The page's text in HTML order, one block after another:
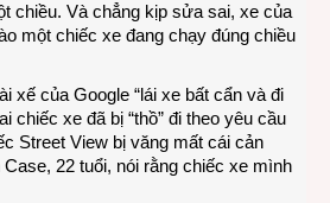
chiều. Và chẳng kịp sửa sai, xe của
một chiếc xe đang chạy đúng chiều
xế của Google “lái xe bất cẩn và đi
chiếc xe đã bị “thồ” đi theo yêu cầu
Street View bị văng mất cái cản
22 tuổi, nói rằng chiếc xe mình